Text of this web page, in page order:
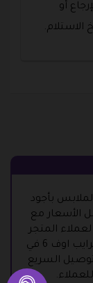
الإرجاع أو
الاستلام.
أرقى الملابس بأجود
الأسعار مع
لعملاء المتجر
في فاتورة الشراء عند استخدام رمز خصم ترايب اوف 6 في
السريع